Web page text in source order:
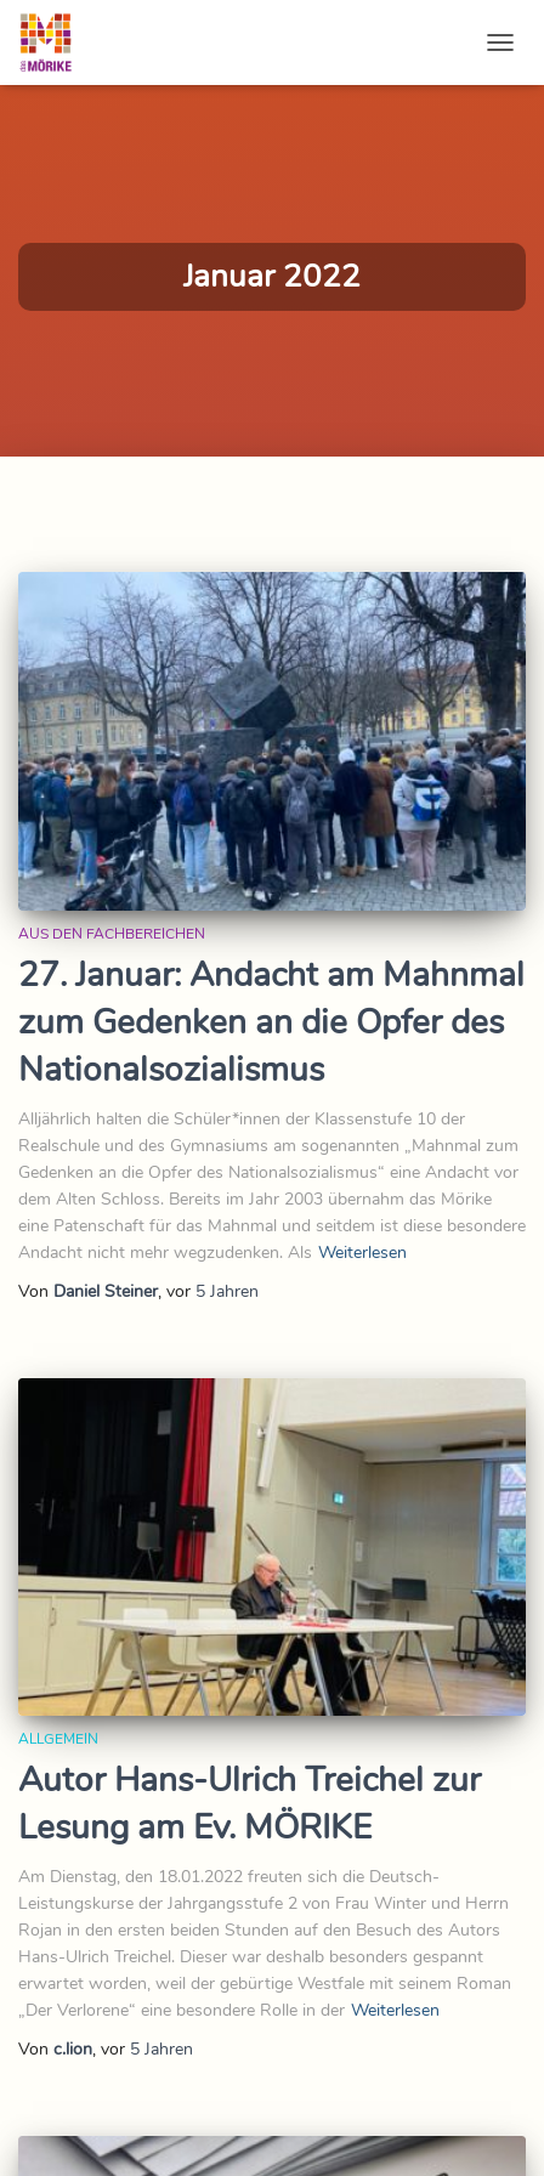
Januar 2022
AUS DEN FACHBEREICHEN
27. Januar: Andacht am Mahnmal
zum Gedenken an die Opfer des
Nationalsozialismus
Alljährlich halten die Schüler*innen der Klassenstufe 10 der
Realschule und des Gymnasiums am sogenannten „Mahnmal zum
Gedenken an die Opfer des Nationalsozialismus“ eine Andacht vor
dem Alten Schloss. Bereits im Jahr 2003 übernahm das Mörike
eine Patenschaft für das Mahnmal und seitdem ist diese besondere
Andacht nicht mehr wegzudenken. Als Weiterlesen
Von Daniel Steiner, vor 5 Jahren
ALLGEMEIN
Autor Hans-Ulrich Treichel zur
Lesung am Ev. MÖRIKE
Am Dienstag, den 18.01.2022 freuten sich die Deutsch-
Leistungskurse der Jahrgangsstufe 2 von Frau Winter und Herrn
Rojan in den ersten beiden Stunden auf den Besuch des Autors
Hans-Ulrich Treichel. Dieser war deshalb besonders gespannt
erwartet worden, weil der gebürtige Westfale mit seinem Roman
„Der Verlorene“ eine besondere Rolle in der Weiterlesen
Von c.lion, vor 5 Jahren